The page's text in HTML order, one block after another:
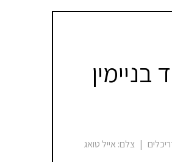
בניימין
| צלם: אייל טואג